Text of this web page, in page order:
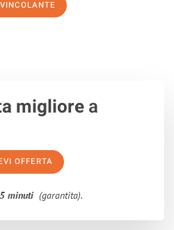
migliorea
OFFERTA
minuti (garantita).